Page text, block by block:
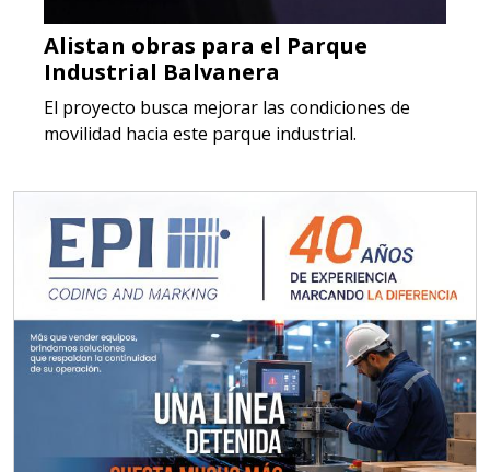
Alistan obras para el Parque
Industrial Balvanera
El proyecto busca mejorar las condiciones de
movilidad hacia este parque industrial.